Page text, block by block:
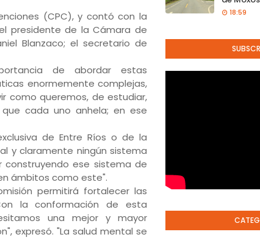
(CPC), y contó con la
presidente de la Cámara de
Blanzaco; el secretario de
de abordar estas
enormemente complejas,
como queremos, de estudiar,
cada uno anhela; en ese
de Entre Ríos o de la
y claramente ningún sistema
ese sistema de
ámbitos como este".
permitirá fortalecer las
la conformación de esta
una mejor y mayor
expresó. "La salud mental se
18:59